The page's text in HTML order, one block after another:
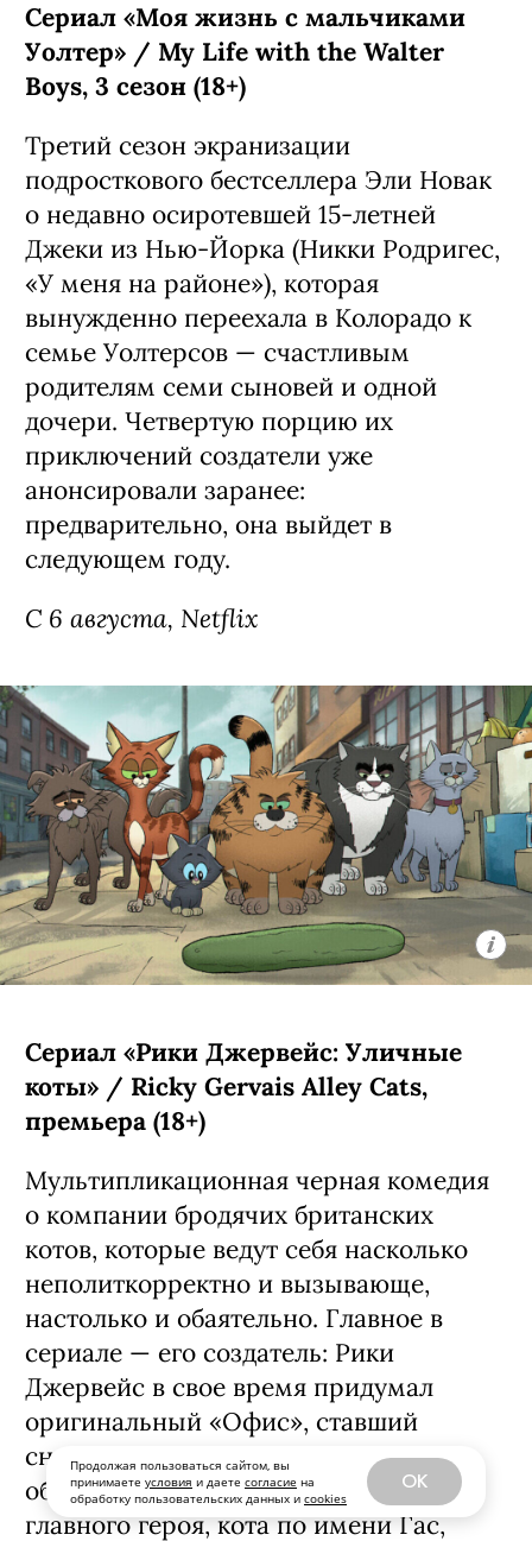
Продолжая пользоваться сайтом, вы
принимаете условия и даете согласие на
обработку пользовательских данных и cookies
OK
Сериал «Моя жизнь с мальчиками
Уолтер» / My Life with the Walter
Boys, 3 сезон (18+)
Третий сезон экранизации
подросткового бестселлера Эли Новак
о недавно осиротевшей 15-летней
Джеки из Нью-Йорка (Никки Родригес,
«У меня на районе»), которая
вынужденно переехала в Колорадо к
семье Уолтерсов — счастливым
родителям семи сыновей и одной
дочери. Четвертую порцию их
приключений создатели уже
анонсировали заранее:
предварительно, она выйдет в
следующем году.
С 6 августа, Netflix
Сериал «Рики Джервейс: Уличные
коты» / Ricky Gervais Alley Cats,
премьера (18+)
Мультипликационная черная комедия
о компании бродячих британских
котов, которые ведут себя насколько
неполиткорректно и вызывающе,
настолько и обаятельно. Главное в
сериале — его создатель: Рики
Джервейс в свое время придумал
оригинальный «Офис», ставший
сначала хитом на родине, а затем и
общемировым феноменом. К слову,
главного героя, кота по имени Гас,